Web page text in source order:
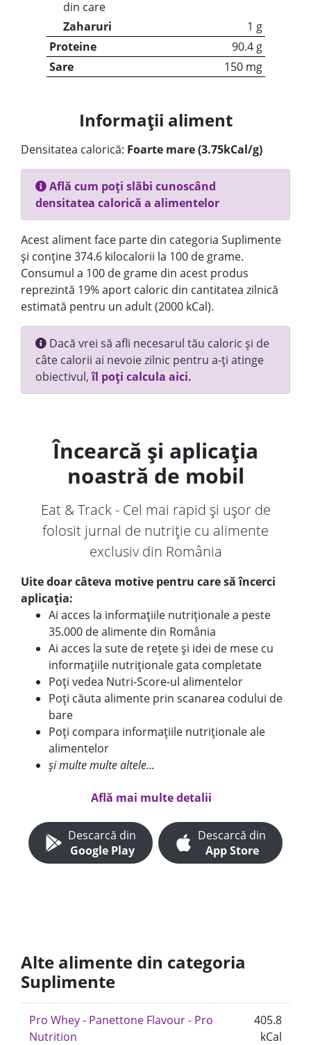
din care
Zaharuri
1 g
Proteine
90.4 g
Sare
150 mg
Informații aliment
Densitatea calorică: Foarte mare (3.75kCal/g)
Află cum poți slăbi cunoscând
densitatea calorică a alimentelor
Acest aliment face parte din categoria Suplimente
și conține 374.6 kilocalorii la 100 de grame.
Consumul a 100 de grame din acest produs
reprezintă 19% aport caloric din cantitatea zilnică
estimată pentru un adult (2000 kCal).
Dacă vrei să afli necesarul tău caloric și de
câte calorii ai nevoie zilnic pentru a-ți atinge
obiectivul,îl poți calcula aici.
Încearcă și aplicația
noastră de mobil
Eat & Track - Cel mai rapid și ușor de
folosit jurnal de nutriție cu alimente
exclusiv din România
Uite doar câteva motive pentru care să încerci
aplicația:
Ai acces la informațiile nutriționale a peste
35.000 de alimente din România
Ai acces la sute de rețete și idei de mese cu
informațiile nutriționale gata completate
Poți vedea Nutri-Score-ul alimentelor
Poți căuta alimente prin scanarea codului de
bare
Poți compara informațiile nutriționale ale
alimentelor
și multe multe altele...
Află mai multe detalii
Descarcă din
Google Play
Descarcă din
App Store
Alte alimente din categoria
Suplimente
Pro Whey - Panettone Flavour - Pro
Nutrition
405.8
kCal